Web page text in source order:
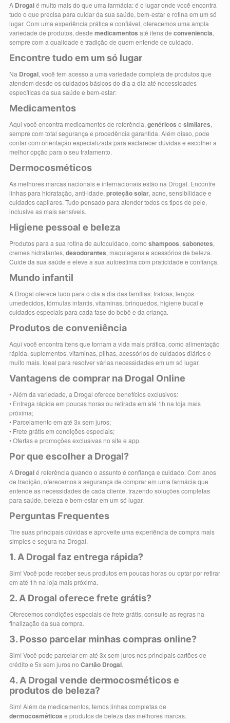
A Drogalé muito mais do que uma farmácia: é o lugar onde você encontra
tudo o que precisa para cuidar da sua saúde, bem-estar e rotina em um só
lugar. Com uma experiência prática e confiável, oferecemos uma ampla
variedade de produtos, desde medicamentos até itens de conveniência,
sempre com a qualidade e tradição de quem entende de cuidado.
Encontre tudo em um só lugar
Na Drogal, você tem acesso a uma variedade completa de produtos que
atendem desde os cuidados básicos do dia a dia até necessidades
específicas da sua saúde e bem-estar:
Medicamentos
Aqui você encontra medicamentos de referência, genéricos e similares,
sempre com total segurança e procedência garantida. Além disso, pode
contar com orientação especializada para esclarecer dúvidas e escolher a
melhor opção para o seu tratamento.
Dermocosméticos
As melhores marcas nacionais e internacionais estão na Drogal. Encontre
linhas para hidratação, anti-idade, proteção solar, acne, sensibilidade e
cuidados capilares. Tudo pensado para atender todos os tipos de pele,
inclusive as mais sensíveis.
Higiene pessoal e beleza
Produtos para a sua rotina de autocuidado, como shampoos, sabonetes,
cremes hidratantes, desodorantes, maquiagens e acessórios de beleza.
Cuide da sua saúde e eleve a sua autoestima com praticidade e confiança.
Mundo infantil
A Drogal oferece tudo para o dia a dia das famílias: fraldas, lenços
umedecidos, fórmulas infantis, vitaminas, brinquedos, higiene bucal e
cuidados especiais para cada fase do bebê e da criança.
Produtos de conveniência
Aqui você encontra itens que tornam a vida mais prática, como alimentação
rápida, suplementos, vitaminas, pilhas, acessórios de cuidados diários e
muito mais. Ideal para resolver várias necessidades em um só lugar.
Vantagens de comprar na Drogal Online
• Além da variedade, a Drogal oferece benefícios exclusivos:
• Entrega rápida em poucas horas ou retirada em até 1h na loja mais
próxima;
• Parcelamento em até 3x sem juros;
• Frete grátis em condições especiais;
• Ofertas e promoções exclusivas no site e app.
Por que escolher a Drogal?
A Drogalé referência quando o assunto é confiança e cuidado. Com anos
de tradição, oferecemos a segurança de comprar em uma farmácia que
entende as necessidades de cada cliente, trazendo soluções completas
para saúde, beleza e bem-estar em um só lugar.
Perguntas Frequentes
Tire suas principais dúvidas e aproveite uma experiência de compra mais
simples e segura na Drogal.
1. A Drogal faz entrega rápida?
Sim! Você pode receber seus produtos em poucas horas ou optar por retirar
em até 1h na loja mais próxima.
2. A Drogal oferece frete grátis?
Oferecemos condições especiais de frete grátis, consulte as regras na
finalização da sua compra.
3. Posso parcelar minhas compras online?
Sim! Você pode parcelar em até 3x sem juros nos principais cartões de
crédito e 5x sem juros no Cartão Drogal.
4. A Drogal vende dermocosméticos e
produtos de beleza?
Sim! Além de medicamentos, temos linhas completas de
dermocosméticos e produtos de beleza das melhores marcas.